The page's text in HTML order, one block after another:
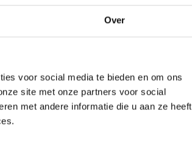
Over
voor social media te bieden en om ons
site met onze partners voor social
met andere informatie die u aan ze heeft